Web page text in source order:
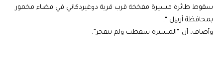
سقوط طائرة مسيرة مفخخة قرب قرية دوغيردكاني في قضاء مخمور
بمحافظة أربيل “.
وأضاف، أن “المسيرة سقطت ولم تنفجر”.